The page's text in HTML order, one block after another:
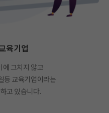
육기업
에 그치지 않고
등 교육기업이라는
고 있습니다.